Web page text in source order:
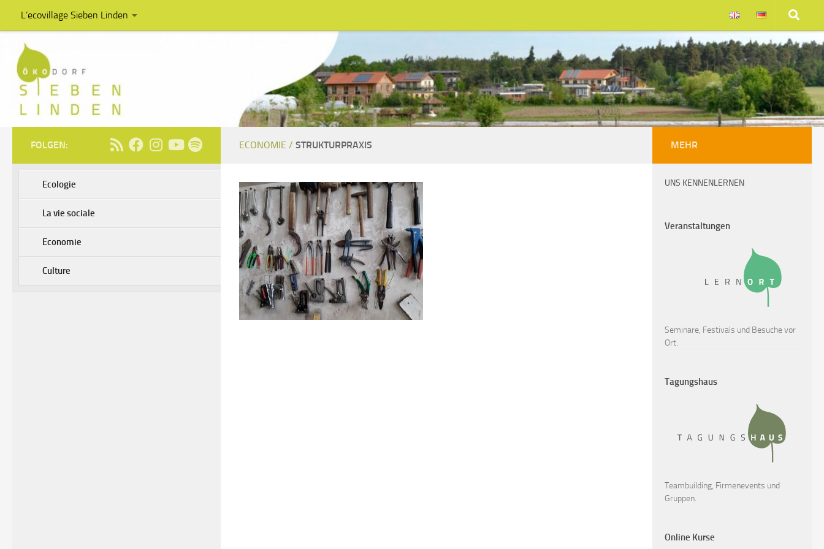
Au dessous du contenu
L’ecovillage Sieben Linden
ECONOMIE / STRUKTURPRAXIS
FOLGEN:
Ecologie
La vie sociale
Economie
Culture
MEHR
UNS KENNENLERNEN
Veranstaltungen
Seminare, Festivals und Besuche vor
Ort.
Tagungshaus
Teambuilding, Firmenevents und
Gruppen.
Online Kurse